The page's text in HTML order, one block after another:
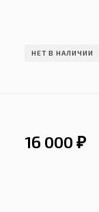
НЕТ В НАЛИЧИИ
16 000₽